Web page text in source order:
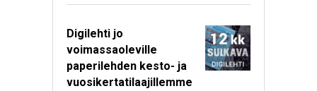
Digilehti jo
voimassaoleville
paperilehden kesto- ja
vuosikertatilaajillemme